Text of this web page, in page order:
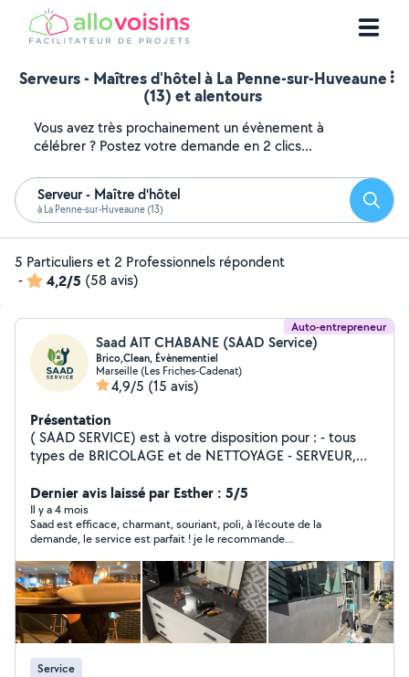
Serveurs - Maîtres d'hôtel à La Penne-sur-Huveaune
(13) et alentours
Vous avez très prochainement un évènement à
célébrer ? Postez votre demande en 2 clics...
Serveur - Maître d'hôtel
à La Penne-sur-Huveaune (13)
5 Particuliers et 2 Professionnels répondent
-
4,2/5 (58 avis)
Auto-entrepreneur
Saad AIT CHABANE (SAAD Service)
Brico,Clean, Évènementiel
Marseille (Les Friches-Cadenat)
4,9/5 (15 avis)
Présentation
( SAAD SERVICE) est à votre disposition pour : - tous
types de BRICOLAGE et de NETTOYAGE - SERVEUR,
expérimentée de serveurs.ses + barman) Prestataire
Dernier avis laissé par Esther : 5/5
Il y a 4 mois
Saad est efficace, charmant, souriant, poli, à l'écoute de la
demande, le service est parfait ! je le recommande
Service